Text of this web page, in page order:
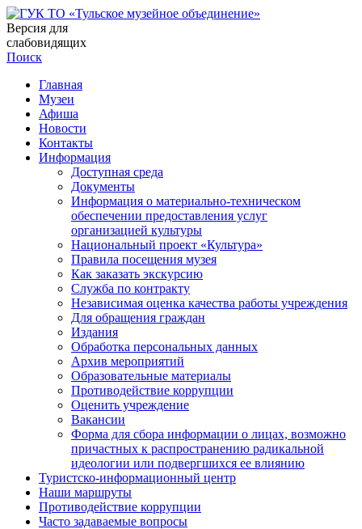
Версия для
слабовидящих
Поиск
Главная
Музеи
Афиша
Новости
Контакты
Информация
Доступная среда
Документы
Информация о материально-техническом
обеспечении предоставления услуг
организацией культуры
Национальный проект «Культура»
Правила посещения музея
Как заказать экскурсию
Служба по контракту
Независимая оценка качества работы учреждения
Для обращения граждан
Издания
Обработка персональных данных
Архив мероприятий
Образовательные материалы
Противодействие коррупции
Оценить учреждение
Вакансии
Форма для сбора информации о лицах, возможно
причастных к распространению радикальной
идеологии или подвергшихся ее влиянию
Туристско-информационный центр
Наши маршруты
Противодействие коррупции
Часто задаваемые вопросы